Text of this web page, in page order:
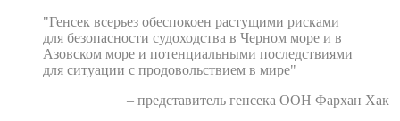
"Генсек всерьез обеспокоен растущими рисками
для безопасности судоходства в Черном море и в
Азовском море и потенциальными последствиями
для ситуации с продовольствием в мире"
– представитель генсека ООН Фархан Хак